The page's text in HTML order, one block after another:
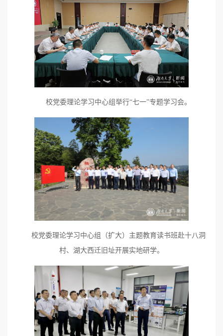
校党委理论学习中心组举行“七一”专题学习会。
校党委理论学习中心组（扩大）主题教育读书班赴十八洞
村、湖大西迁旧址开展实地研学。